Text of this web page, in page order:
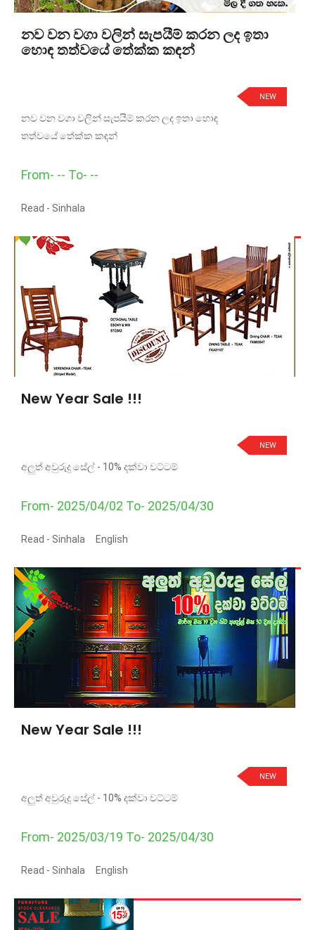
නව වන වගා වලින් සැපයීම් කරන ලද ඉතා
හොඳ තත්වයේ තේක්ක කඳන්
NEW
නව වන වගා වලින් සැපයීම් කරන ලද ඉතා හොඳ
තත්වයේ තේක්ක කඳන්
From- -- To- --
Read - Sinhala
New Year Sale !!!
NEW
අලුත් අවුරුදු සේල් - 10% දක්වා වට්ටම්
From- 2025/04/02 To- 2025/04/30
Read - Sinhala English
New Year Sale !!!
NEW
අලුත් අවුරුදු සේල් - 10% දක්වා වට්ටම්
From- 2025/03/19 To- 2025/04/30
Read - Sinhala English